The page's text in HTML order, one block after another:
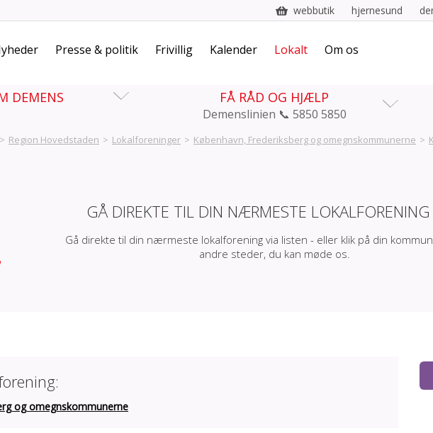
webbutik hjernesund
Presse & politik Frivillig Kalender Lokalt Om os
DEMENS FÅ RÅD OG HJÆLP
Demenslinien 📞 5850 5850
> Region Hovedstaden > Lokalforeninger > København, Frederiksberg og omegnskommunerne >
GÅ DIREKTE TIL DIN NÆRMESTE LOKALFORENING
Gå direkte til din nærmeste lokalforening via listen - eller klik på din
andre steder, du kan møde os.
og omegnskommunerne